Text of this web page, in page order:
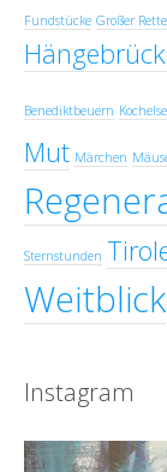
Fundstücke Großer
Benediktbeuern
Mut Märchen
Sternstunden
Weitblick
Instagram